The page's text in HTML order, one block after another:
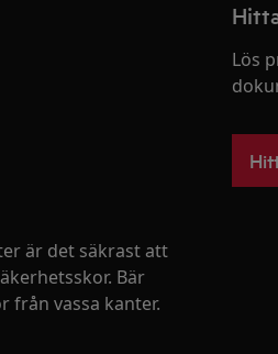
är det säkrast att
Bär
från vassa kanter.
Lös